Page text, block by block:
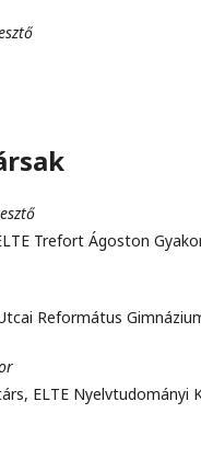
Trefort Ágoston
Református
ELTE